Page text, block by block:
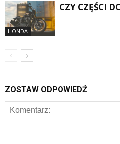
HONDA
CZY CZĘŚCI
ZOSTAW ODPOWIEDŹ